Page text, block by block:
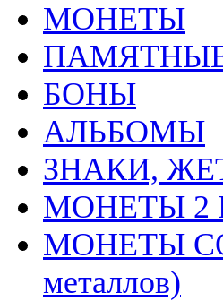
MОНЕТЫ
БОНЫ
АЛЬБОМЫ
ЗНАКИ,
МОНЕТЫ 2
МОНЕТЫ
металлов)